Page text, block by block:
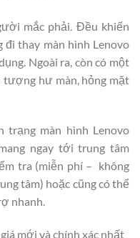
mắc phải. Đều khiến
đi thay màn hình Lenovo
Ngoài ra, còn có một
tượng hư màn, hỏng mặt
màn hình Lenovo
ngay tới trung tâm
tra (miễn phí – không
tâm) hoặc cũng có thể
nhanh.
mới và chính xác nhất